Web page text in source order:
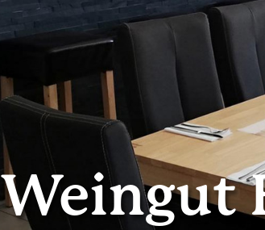
Weingut